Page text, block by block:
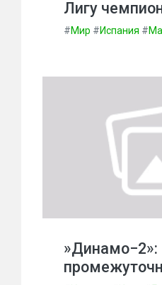
Лигу
#Мир #Испания #
»Динамо−2»: